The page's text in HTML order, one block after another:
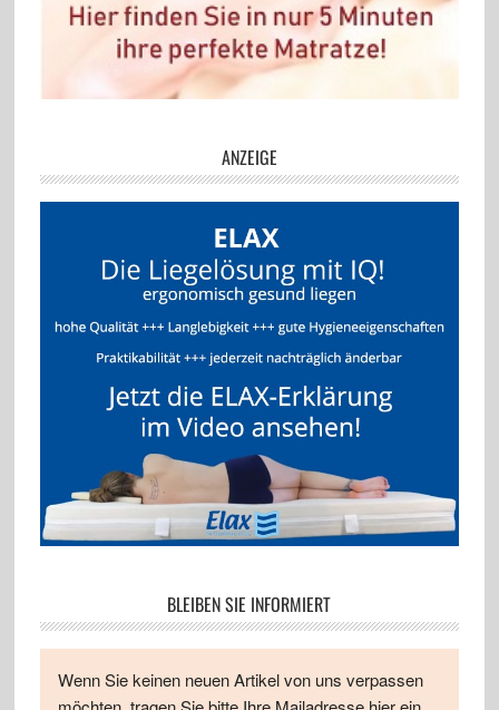
ANZEIGE
BLEIBEN SIE INFORMIERT
Wenn Sie keinen neuen Artikel von uns verpassen